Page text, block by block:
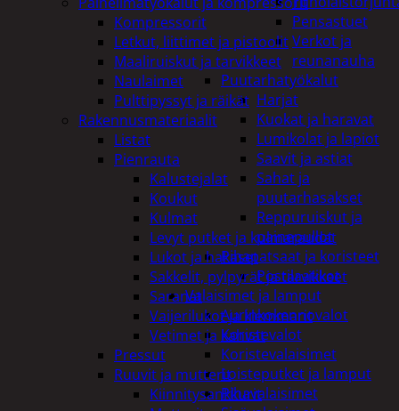
Pensastuet
Verkot ja
reunanauha
Puutarhatyökalut
Harjat
Kuokat ja haravat
Lumikolat ja lapiot
Saavit ja astiat
Sahat ja
puutarhasakset
Reppuruiskut ja
painepullot
Pihapatsaat ja koristeet
Postilaatikot
Valaisimet ja lamput
Aurinkokennovalot
Koristevalot
Koristevalaisimet
Loisteputket ja lamput
Pihavalaisimet
Kompressorit
Letkut, liittimet ja pistoolit
Maaliruiskut ja tarvikkeet
Naulaimet
Pulttipyssyt ja räikät
Rakennusmateriaalit
Listat
Pienrauta
Kalustejalat
Koukut
Kulmat
Levyt putket ja kulmaraudat
Lukot ja hakaset
Sakkelit, pylpyrät ja tarvikkeet
Saranat
Vaijerilukot ja klemmarit
Vetimet ja kahvat
Pressut
Ruuvit ja mutterit
Kiinnitysankkurit